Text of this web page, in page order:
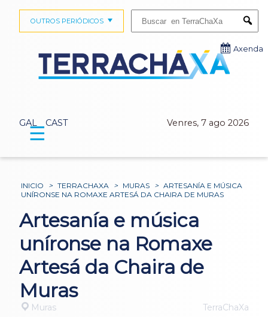
GAL CAST Venres, 7 ago 2026
OUTROS PERIÓDICOS
Axenda
☰
INICIO > TERRACHAXA > MURAS > ARTESANÍA E MÚSICA
UNÍRONSE NA ROMAXE ARTESÁ DA CHAIRA DE MURAS
Artesanía e música
uníronse na Romaxe
Artesá da Chaira de
Muras
Muras TerraChaXa